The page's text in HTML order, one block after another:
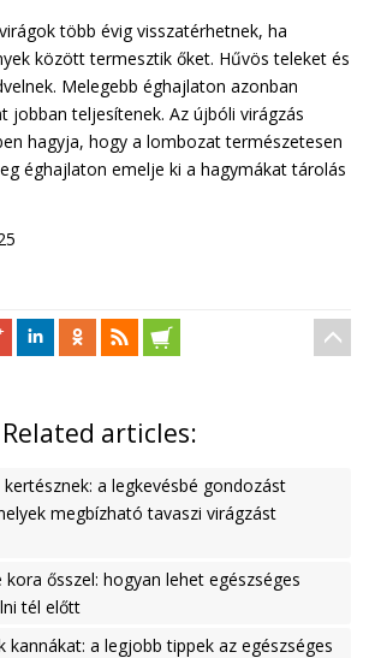
több évig visszatérhetnek, ha
között termesztik őket. Hűvös teleket és
Melegebb éghajlaton azonban
jobban teljesítenek. Az újbóli virágzás
hagyja, hogy a lombozat természetesen
éghajlaton emelje ki a hagymákat tárolás
Related articles:
a legkevésbé gondozást
megbízható tavaszi virágzást
ősszel: hogyan lehet egészséges
tél előtt
kannákat: a legjobb tippek az egészséges